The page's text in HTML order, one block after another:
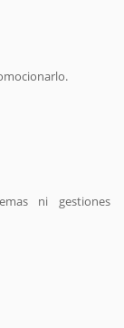
ni gestiones